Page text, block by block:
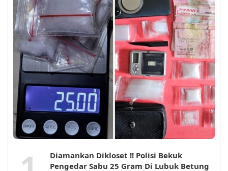
Diamankan Dikloset !! Polisi Bekuk
Pengedar Sabu 25 Gram Di Lubuk Betung